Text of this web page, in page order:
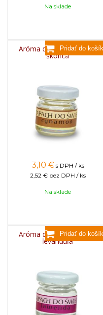
Na sklade
Aróma do sviečok, 25g -
škorica
3,10 € s DPH / ks
2,52 € bez DPH / ks
Na sklade
Aróma do sviečok, 25g -
levanduľa